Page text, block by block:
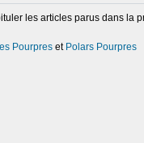
les articles parus dans la
Pourpres et Polars Pourpres